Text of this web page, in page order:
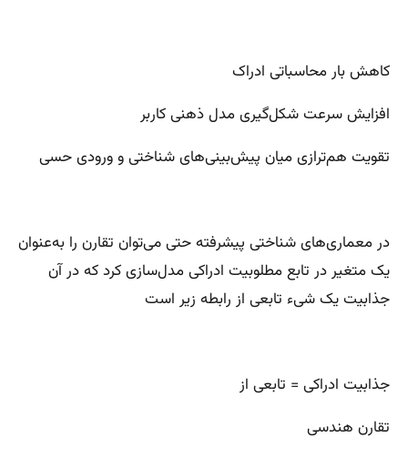
کاهش بار محاسباتی ادراک
افزایش سرعت شکل‌گیری مدل ذهنی کاربر
تقویت هم‌ترازی میان پیش‌بینی‌های شناختی و ورودی حسی
در معماری‌های شناختی پیشرفته حتی می‌توان تقارن را به‌عنوان
یک متغیر در تابع مطلوبیت ادراکی مدل‌سازی کرد که در آن
جذابیت یک شیء تابعی از رابطه زیر است
جذابیت ادراکی = تابعی از
تقارن هندسی